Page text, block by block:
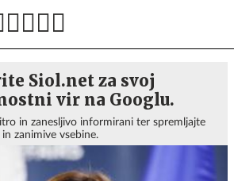
Siol.net za svoj
vir na Googlu.
in zanesljivo informirani ter spremljajte
zanimive vsebine.